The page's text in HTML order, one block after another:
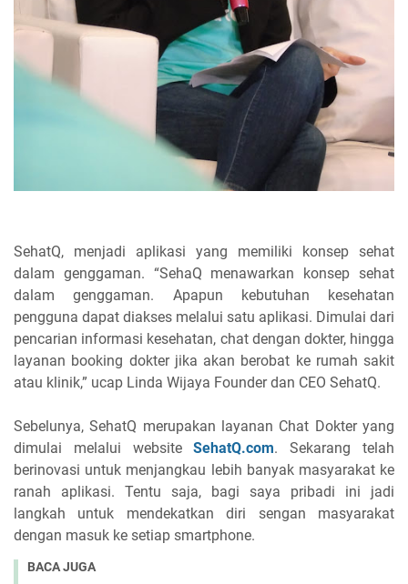
SehatQ, menjadi aplikasi yang memiliki konsep sehat
dalam genggaman. “SehaQ menawarkan konsep sehat
dalam genggaman. Apapun kebutuhan kesehatan
pengguna dapat diakses melalui satu aplikasi. Dimulai dari
pencarian informasi kesehatan, chat dengan dokter, hingga
layanan booking dokter jika akan berobat ke rumah sakit
atau klinik,” ucap Linda Wijaya Founder dan CEO SehatQ.
Sebelunya, SehatQ merupakan layanan Chat Dokter yang
dimulai melalui websiteSehatQ.com. Sekarang telah
berinovasi untuk menjangkau lebih banyak masyarakat ke
ranah aplikasi. Tentu saja, bagi saya pribadi ini jadi
langkah untuk mendekatkan diri sengan masyarakat
dengan masuk ke setiap smartphone.
BACA JUGA